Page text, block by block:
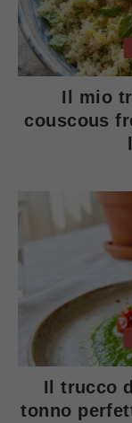
Il mio
couscous
Il trucco
tonno